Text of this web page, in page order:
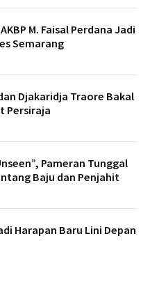
M. Faisal Perdana Jadi
Semarang
Djakaridja Traore Bakal
Persiraja
Pameran Tunggal
Baju dan Penjahit
Harapan Baru Lini Depan